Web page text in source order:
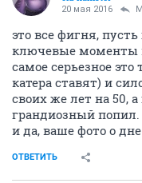
20 мая 2016
это все фигня,
ключевые моменты
самое серьезное
катера ставят) и
своих же лет на 50,
грандиозный попил.
и да, ваше фото о
ОТВЕТИТЬ